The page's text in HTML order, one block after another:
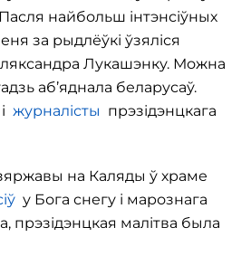
Пасля найбольш інтэнсіўных
за рыдлёўкі ўзяліся
Лукашэнку. Можна
аб’яднала беларусаў.
журналісты прэзідэнцкага
на Каляды ў храме
у Бога снегу і марознага
прэзідэнцкая малітва была